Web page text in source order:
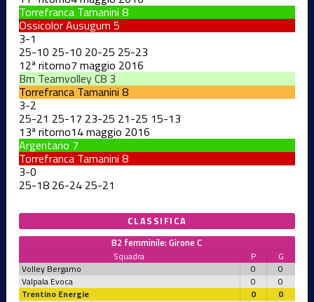
Torrefranca Tamanini 8
Ossicolor Ausugum 5
3-1
25-10 25-10 20-25 25-23
12ª ritorno7 maggio 2016
Bm Teamvolley C8 3
Torrefranca Tamanini 8
3-2
25-21 25-17 23-25 21-25 15-13
13ª ritorno14 maggio 2016
Argentario 7
Torrefranca Tamanini 8
3-0
25-18 26-24 25-21
CLASSIFICA
B2 femminile: Girone C
Squadra P
G
Volley Bergamo
0
0
Valpala Evoca
0
0
Trentino Energie
0
0